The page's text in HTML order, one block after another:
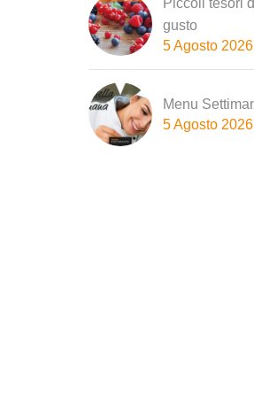
Piccoli tesori
gusto
5 Agosto 2026
Menu
5 Agosto 2026